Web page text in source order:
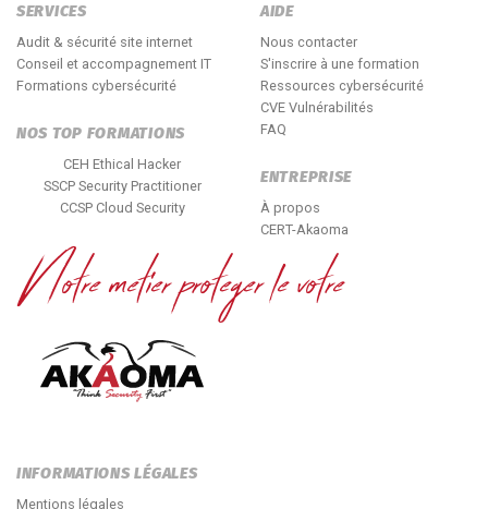
SERVICES
Audit & sécurité site internet
Conseil et accompagnement IT
Formations cybersécurité
NOS TOP FORMATIONS
CEH Ethical Hacker
SSCP Security Practitioner
CCSP Cloud Security
AIDE
Nous contacter
S'inscrire à une formation
Ressources cybersécurité
CVE Vulnérabilités
FAQ
ENTREPRISE
À propos
CERT-Akaoma
INFORMATIONS LÉGALES
Mentions légales